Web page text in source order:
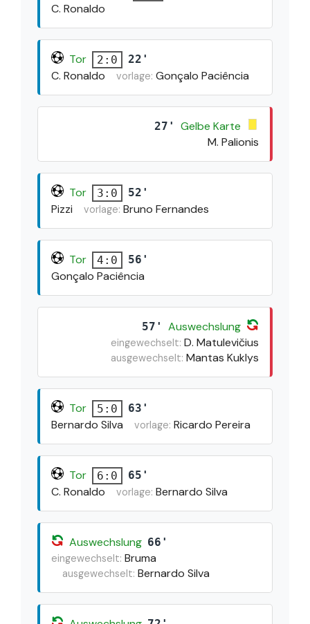
C. Ronaldo
Tor 2:0 22'
C. Ronaldo vorlage: Gonçalo Paciência
27'
Gelbe Karte
M. Palionis
Tor 3:0 52'
Pizzi vorlage: Bruno Fernandes
Tor 4:0 56'
Gonçalo Paciência
57' Auswechslung
eingewechselt: D. Matulevičius
ausgewechselt: Mantas Kuklys
Tor 5:0 63'
Bernardo Silva vorlage: Ricardo Pereira
Tor 6:0 65'
C. Ronaldo vorlage: Bernardo Silva
Auswechslung 66'
eingewechselt: Bruma
ausgewechselt: Bernardo Silva